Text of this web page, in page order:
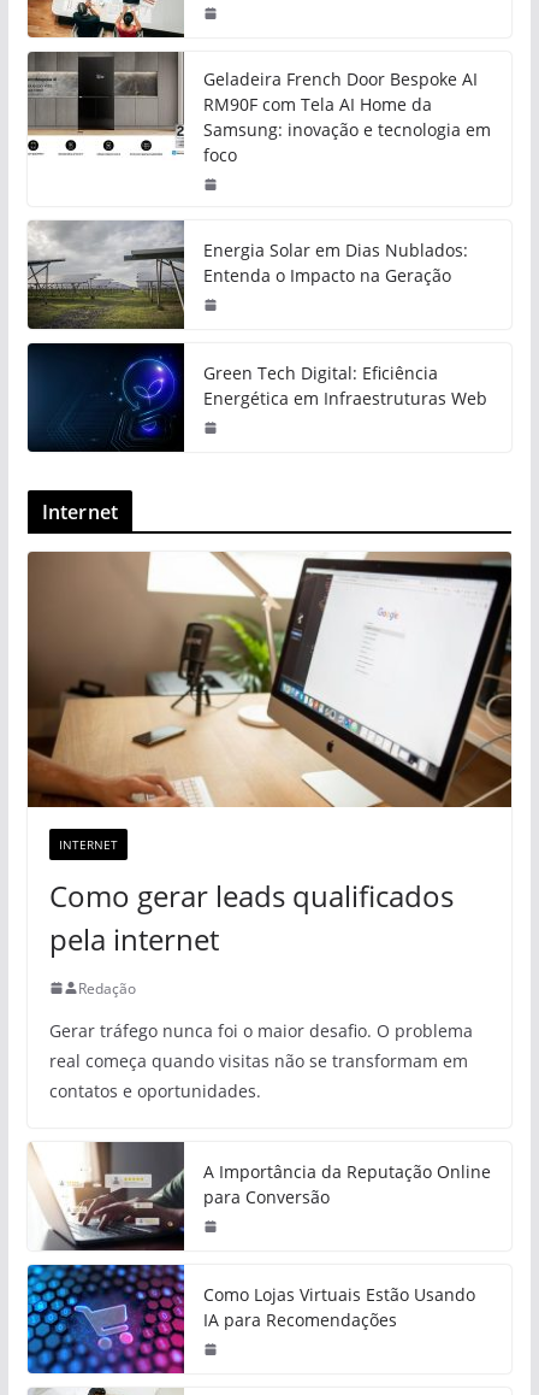
Geladeira French Door Bespoke AI
RM90F com Tela AI Home da
Samsung: inovação e tecnologia em
foco
Energia Solar em Dias Nublados:
Entenda o Impacto na Geração
Green Tech Digital: Eficiência
Energética em Infraestruturas Web
Internet
INTERNET
Como gerar leads qualificados
pela internet
Redação
Gerar tráfego nunca foi o maior desafio. O problema
real começa quando visitas não se transformam em
contatos e oportunidades.
A Importância da Reputação Online
para Conversão
Como Lojas Virtuais Estão Usando
IA para Recomendações